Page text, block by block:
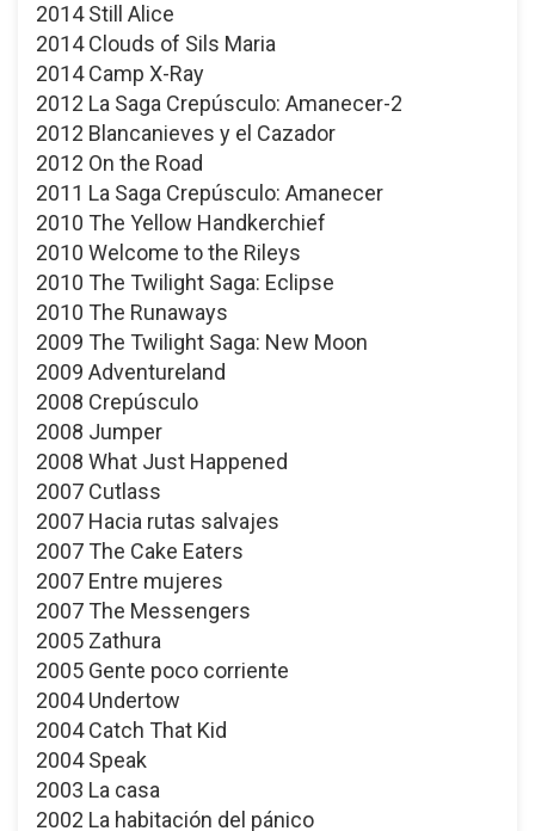
2014 Still Alice
2014 Clouds of Sils Maria
2014 Camp X-Ray
2012 La Saga Crepúsculo: Amanecer-2
2012 Blancanieves y el Cazador
2012 On the Road
2011 La Saga Crepúsculo: Amanecer
2010 The Yellow Handkerchief
2010 Welcome to the Rileys
2010 The Twilight Saga: Eclipse
2010 The Runaways
2009 The Twilight Saga: New Moon
2009 Adventureland
2008 Crepúsculo
2008 Jumper
2008 What Just Happened
2007 Cutlass
2007 Hacia rutas salvajes
2007 The Cake Eaters
2007 Entre mujeres
2007 The Messengers
2005 Zathura
2005 Gente poco corriente
2004 Undertow
2004 Catch That Kid
2004 Speak
2003 La casa
2002 La habitación del pánico